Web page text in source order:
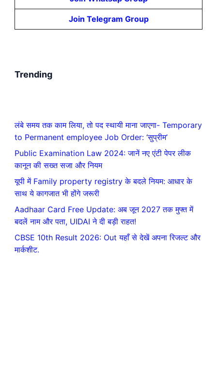
Join Telegram Group
Trending
लंबे समय तक काम लिया, तो पद स्थायी माना जाएगा- Temporary
to Permanent employee Job Order: ‘सुप्रीम’
Public Examination Law 2024: जानें नए एंटी पेपर लीक
कानून की सख्त सजा और नियम
यूपी में Family property registry के बदले नियम: आधार के
साथ ये कागजात भी होंगे जरूरी
Aadhaar Card Free Update: अब जून 2027 तक मुफ्त में
बदलें नाम और पता, UIDAI ने दी बड़ी राहत!
CBSE 10th Result 2026: Out यहाँ से देखें अपना रिजल्ट और
मार्कशीट.